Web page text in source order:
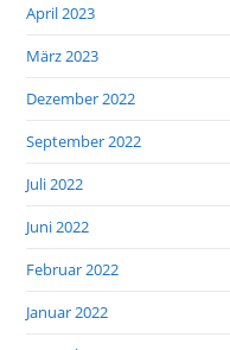
April 2023
März 2023
Dezember 2022
September 2022
Juli 2022
Juni 2022
Februar 2022
Januar 2022